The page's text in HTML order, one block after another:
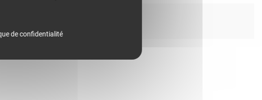
de confidentialité